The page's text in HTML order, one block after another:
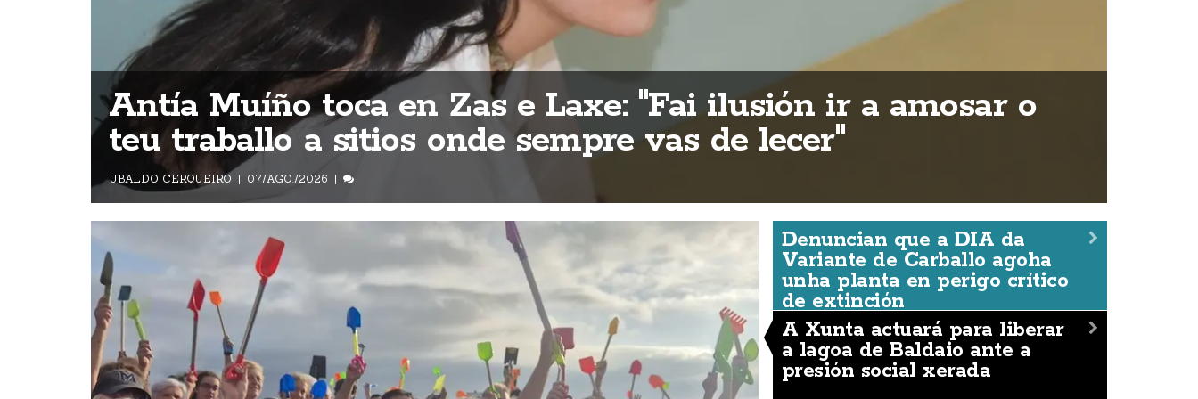
Antía Muíño toca en Zas e Laxe: "Fai ilusión ir a amosar o
teu traballo a sitios onde sempre vas de lecer"
UBALDO CERQUEIRO 07/AGO./2026
Denuncian que a DIA da
Variante de Carballo agoha
unha planta en perigo crítico
de extinción
A Xunta actuará para liberar
a lagoa de Baldaio ante a
presión social xerada